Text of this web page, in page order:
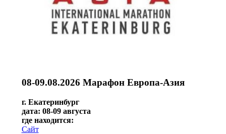
08-09.08.2026 Марафон Европа-Азия
г. Екатеринбург
дата: 08-09 августа
где находится:
Сайт